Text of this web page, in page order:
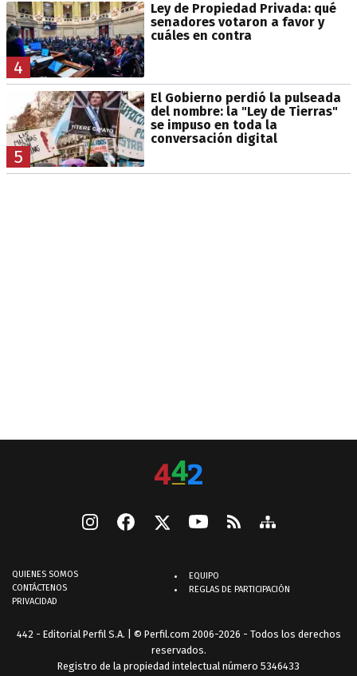
4
Ley de Propiedad Privada: qué
senadores votaron a favor y
cuáles en contra
5
El Gobierno perdió la pulseada
del nombre: la "Ley de Tierras"
se impuso en toda la
conversación digital
QUIENES SOMOS
CONTÁCTENOS
PRIVACIDAD
EQUIPO
REGLAS DE PARTICIPACIÓN
442 - Editorial Perfil S.A. | © Perfil.com 2006-2026 - Todos los derechos
reservados.
Registro de la propiedad intelectual número 5346433